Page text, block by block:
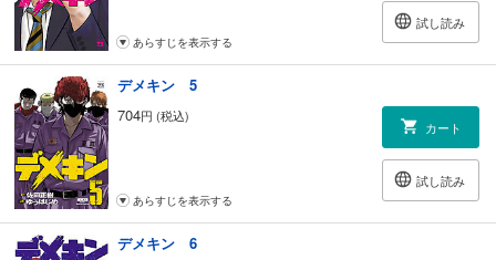
試し読み
あらすじを表示する
デメキン 5
704円 (税込)
カート
試し読み
あらすじを表示する
デメキン 6